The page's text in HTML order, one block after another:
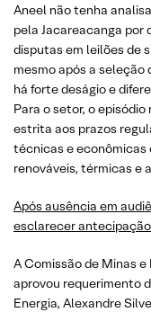
Aneel não tenha
pela Jacareacanga por
disputas em leilões de
mesmo após a
há forte deságio e
Para o setor, o
estrita aos prazos
técnicas e econômicas
renováveis, térmicas e
Após ausência em
esclarecer
A Comissão de Minas
aprovou requerimento
Energia, Alexandre